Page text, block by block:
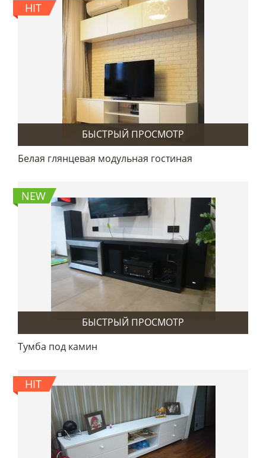
БЫСТРЫЙ ПРОСМОТР
Белая глянцевая модульная гостиная
HIT
БЫСТРЫЙ ПРОСМОТР
Тумба под камин
NEW
HIT